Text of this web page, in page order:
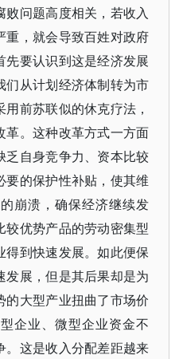
问题高度相关，若收入
重，就会导致百姓对政府
先要认识到这是经济发展
们从计划经济体制转为市
前苏联似的休克疗法，
革。这种改革方式一方面
乏自身竞争力、资本比较
要的保护性补贴，使其维
崩溃，确保经济继续发
较优势产品的劳动密集型
得到快速发展。如此便保
展，但是其后果却是为
的大型产业扭曲了市场价
企业、微型企业资金不
。这是收入分配差距越来